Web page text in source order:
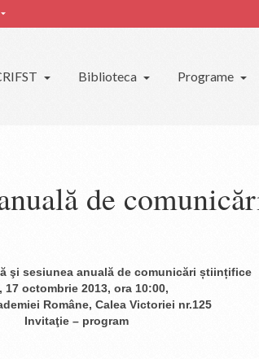
Biblioteca Programe
de
şi sesiunea anuală de comunicări științifice
17 octombrie 2013, ora 10:00,
Române, Calea Victoriei nr.125
Invitaţie – program